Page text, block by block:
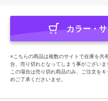
カラー・
※こちらの商品は複数のサイトで在庫を共
合、売り切れとなってしまう事がございま
この場合は売り切れ商品のみ、ご注文を
めご了承くださいませ。